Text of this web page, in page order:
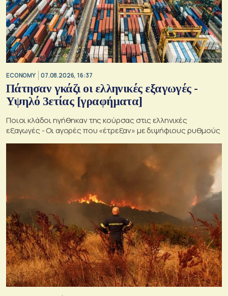
ECONOMY 07.08.2026, 16:37
Πάτησαν γκάζι οι ελληνικές εξαγωγές -
Υψηλό 3ετίας [γραφήματα]
Ποιοι κλάδοι ηγήθηκαν της κούρσας στις ελληνικές
εξαγωγές - Οι αγορές που «έτρεξαν» με διψήφιους ρυθμούς